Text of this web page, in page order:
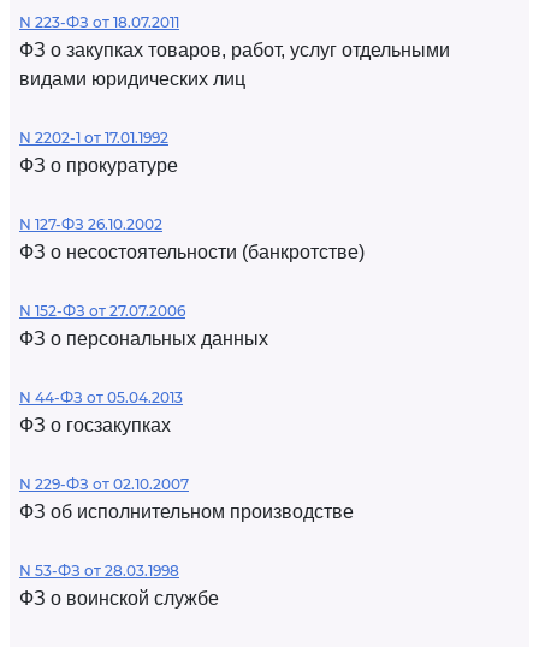
N 223-ФЗ от 18.07.2011
ФЗ о закупках товаров, работ, услуг отдельными
видами юридических лиц
N 2202-1 от 17.01.1992
ФЗ о прокуратуре
N 127-ФЗ 26.10.2002
ФЗ о несостоятельности (банкротстве)
N 152-ФЗ от 27.07.2006
ФЗ о персональных данных
N 44-ФЗ от 05.04.2013
ФЗ о госзакупках
N 229-ФЗ от 02.10.2007
ФЗ об исполнительном производстве
N 53-ФЗ от 28.03.1998
ФЗ о воинской службе